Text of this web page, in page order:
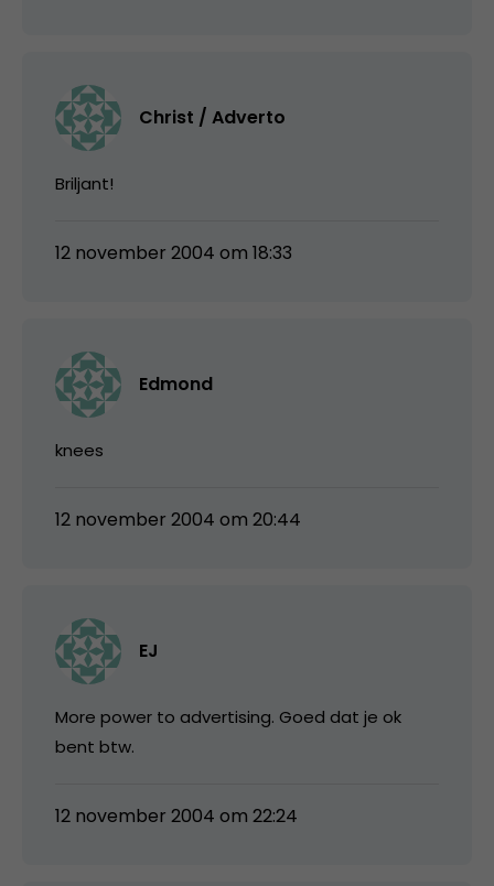
Christ / Adverto
Briljant!
12 november 2004 om 18:33
Edmond
knees
12 november 2004 om 20:44
EJ
More power to advertising. Goed dat je ok
bent btw.
12 november 2004 om 22:24